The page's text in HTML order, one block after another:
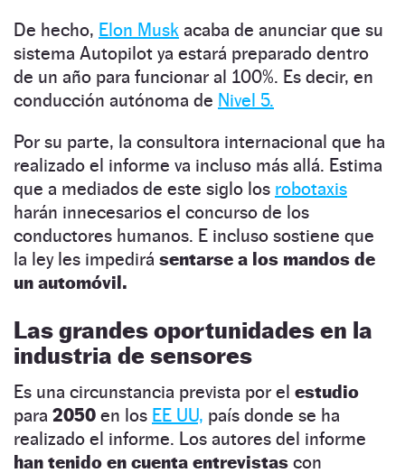
De hecho, Elon Musk acaba de anunciar que su
sistema Autopilot ya estará preparado dentro
de un año para funcionar al 100%. Es decir, en
conducción autónoma de Nivel 5.
Por su parte, la consultora internacional que ha
realizado el informe va incluso más allá. Estima
que a mediados de este siglo los robotaxis
harán innecesarios el concurso de los
conductores humanos. E incluso sostiene que
la ley les impedirá sentarse a los mandos de
un automóvil.
Las grandes oportunidadesen la
industria de sensores
Es una circunstancia prevista por el estudio
para 2050 en los EE UU, país donde se ha
realizado el informe. Los autores del informe
han tenido en cuenta entrevistas con